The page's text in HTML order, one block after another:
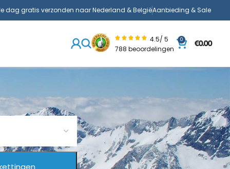
dag gratis verzonden naar Nederland & BelgiëAanbieding & Sale
4.5/ 5
788 beoordelingen
0
€0.00